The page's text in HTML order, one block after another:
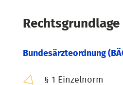
Rechtsgrundlage
Bundesärzteordnung
§ 1 Einzelnorm